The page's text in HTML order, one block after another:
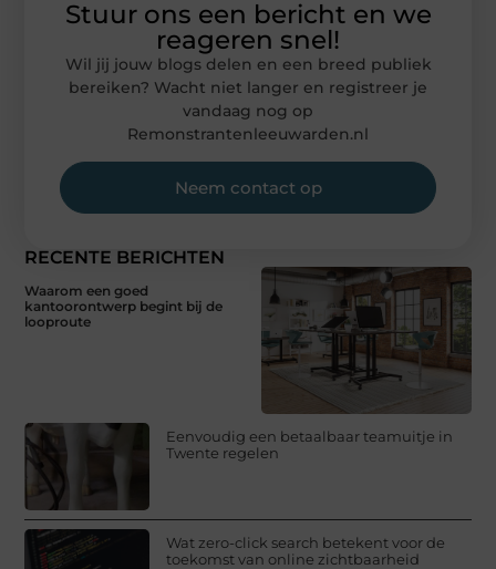
RECENTE BERICHTEN
Waarom een goed
kantoorontwerp begint bij de
looproute
Eenvoudig een betaalbaar teamuitje in
Twente regelen
Wat zero-click search betekent voor de
toekomst van online zichtbaarheid
Stuur ons een bericht en we
reageren snel!
Wil jij jouw blogs delen en een breed publiek
bereiken? Wacht niet langer en registreer je
vandaag nog op
Remonstrantenleeuwarden.nl
Neem contact op